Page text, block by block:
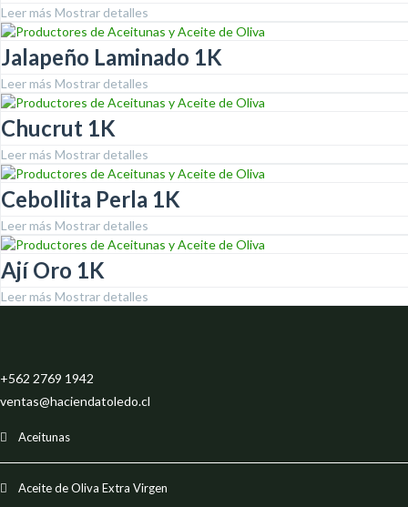
Leer más Mostrar detalles
Jalapeño Laminado 1K
Leer más Mostrar detalles
Chucrut 1K
Leer más Mostrar detalles
Cebollita Perla 1K
Leer más Mostrar detalles
Ají Oro 1K
Leer más Mostrar detalles
+562 2769 1942
ventas@haciendatoledo.cl
Aceitunas
Aceite de Oliva Extra Virgen